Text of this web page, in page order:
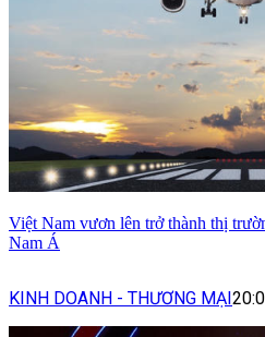
Việt Nam vươn lên trở thành thị
Nam Á
KINH DOANH - THƯƠNG MẠI